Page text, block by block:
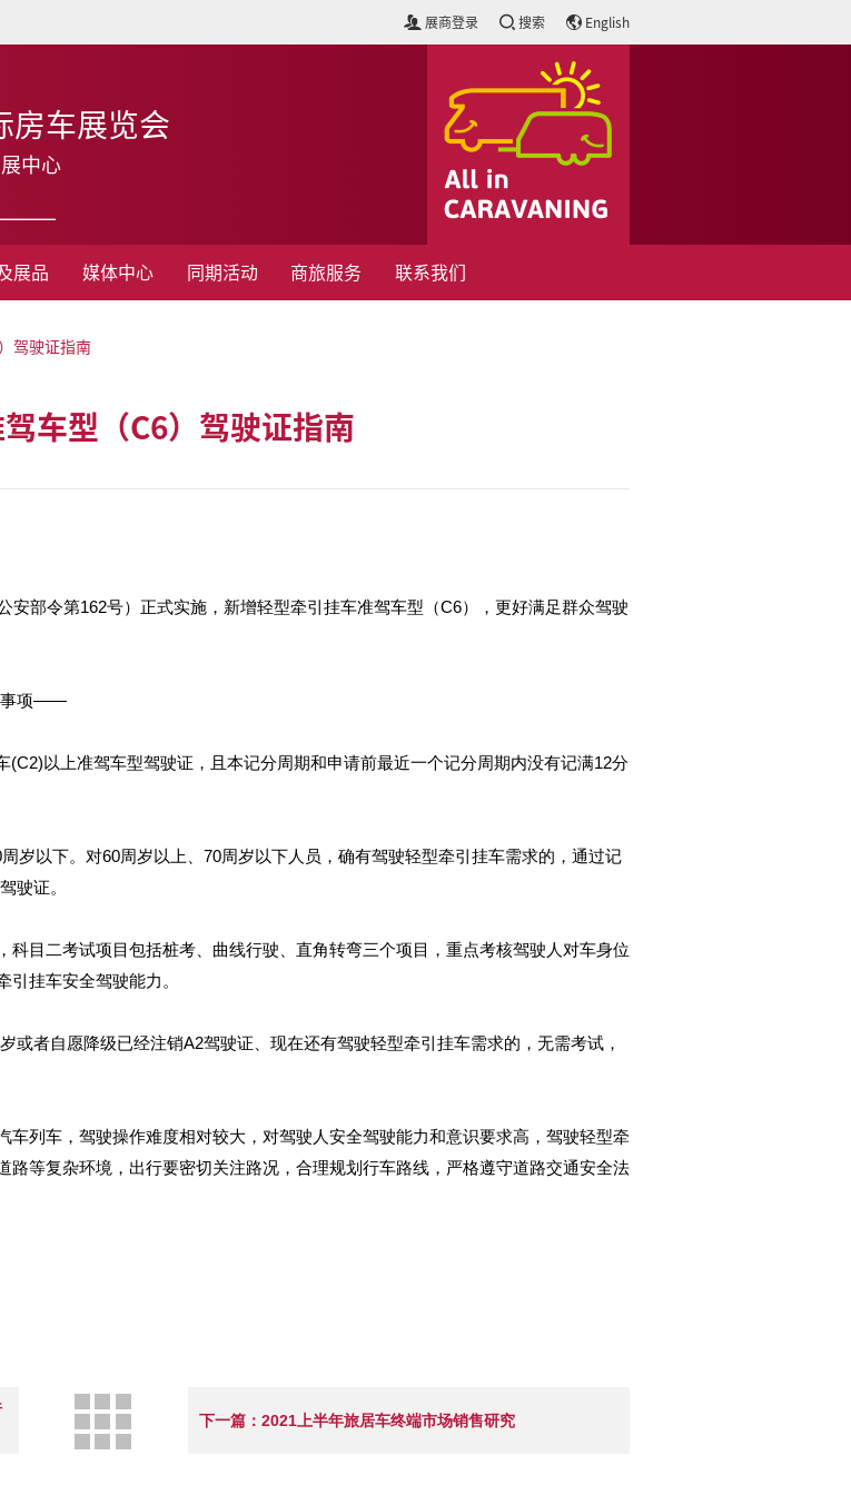
展商登录 搜索 English
房车展览会
中心
展品 媒体中心 同期活动 商旅服务 联系我们
驾驶证指南
车型（C6）驾驶证指南
部令第162号）正式实施，新增轻型牵引挂车准驾车型（C6），更好满足群众驾驶
事项——
(C2)以上准驾车型驾驶证，且本记分周期和申请前最近一个记分周期内没有记满12分
岁以下。对60周岁以上、70周岁以下人员，确有驾驶轻型牵引挂车需求的，通过记
驶证。
科目二考试项目包括桩考、曲线行驶、直角转弯三个项目，重点考核驾驶人对车身位
挂车安全驾驶能力。
或者自愿降级已经注销A2驾驶证、现在还有驾驶轻型牵引挂车需求的，无需考试，
列车，驾驶操作难度相对较大，对驾驶人安全驾驶能力和意识要求高，驾驶轻型牵
等复杂环境，出行要密切关注路况，合理规划行车路线，严格遵守道路交通安全法
下一篇：2021上半年旅居车终端市场销售研究